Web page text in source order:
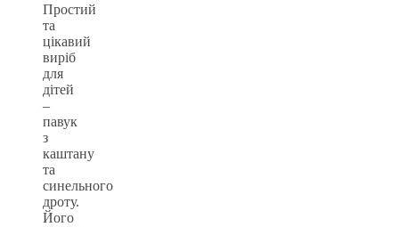
Простий
та
цікавий
виріб
для
дітей
–
павук
з
каштану
та
синельного
дроту.
Його